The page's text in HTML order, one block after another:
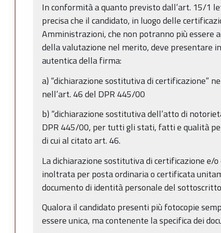
In conformità a quanto previsto dall’art. 15/1
precisa che il candidato, in luogo delle
Amministrazioni, che non potranno più
della valutazione nel merito, deve presentare
autentica della firma:
a) “dichiarazione sostitutiva di certificazione”
nell’art. 46 del DPR 445/00
b) “dichiarazione sostitutiva dell’atto di
DPR 445/00, per tutti gli stati, fatti e qualità
di cui al citato art. 46.
La dichiarazione sostitutiva di certificazione e/
inoltrata per posta ordinaria o certificata
documento di identità personale del
Qualora il candidato presenti più fotocopie
essere unica, ma contenente la specifica dei